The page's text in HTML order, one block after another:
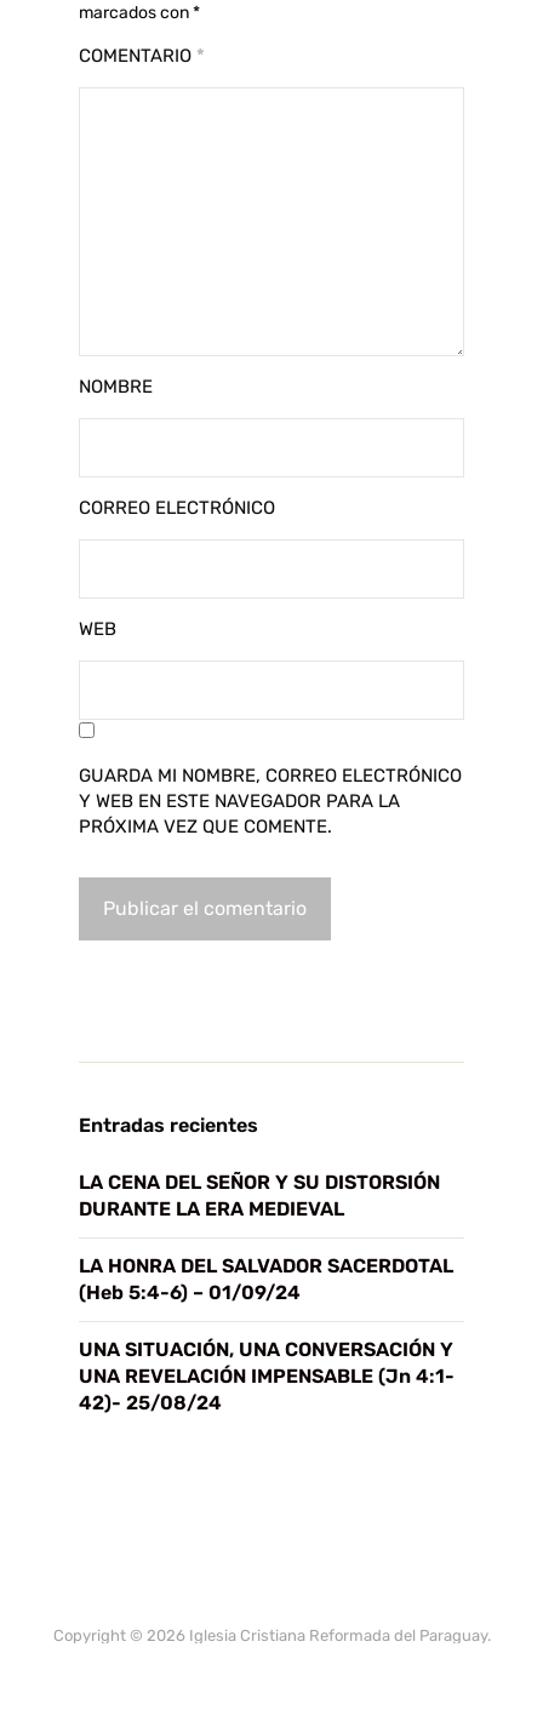
marcados con*
COMENTARIO *
NOMBRE
CORREO ELECTRÓNICO
WEB
GUARDA MI NOMBRE, CORREO ELECTRÓNICO
Y WEB EN ESTE NAVEGADOR PARA LA
PRÓXIMA VEZ QUE COMENTE.
Entradas recientes
LA CENA DEL SEÑOR Y SU DISTORSIÓN
DURANTE LA ERA MEDIEVAL
LA HONRA DEL SALVADOR SACERDOTAL
(Heb 5:4-6) – 01/09/24
UNA SITUACIÓN, UNA CONVERSACIÓN Y
UNA REVELACIÓN IMPENSABLE (Jn 4:1-
42)- 25/08/24
Copyright © 2026 Iglesia Cristiana Reformada del Paraguay.